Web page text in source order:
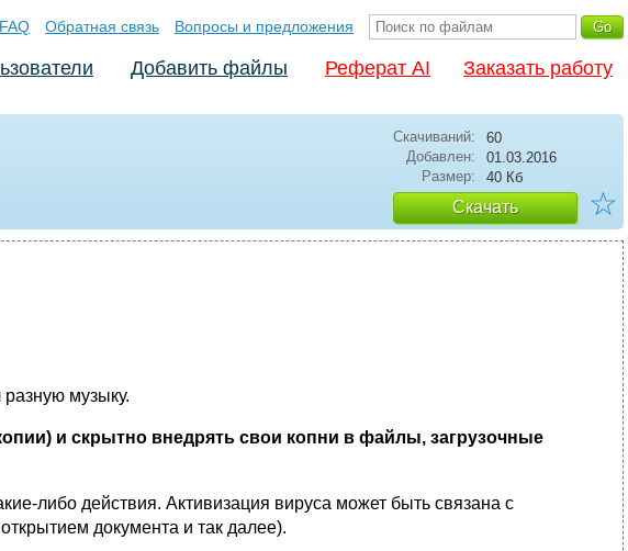
FAQ Обратная связь Вопросы и предложения
Добавить файлы Реферат AI Заказать работу
Скачиваний:
60
Добавлен:
01.03.2016
Размер:
40 Кб
Скачать ☆
музыку.
и скрытно внедрять свои копни в файлы, загрузочные
либо действия. Активизация вируса может быть связана с
документа и так далее).